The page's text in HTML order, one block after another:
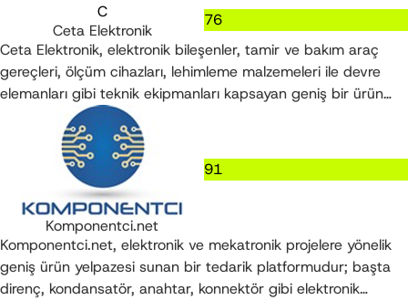
yazıcılar, Raspberry Pi aksesuarları ve çeşitli robot kitleri yer
alır. Bu ürünler, özellikle öğrenciler, öğretmenler, maker
toplulukları ve hobi elektroniğiyle ilgilenen kullanıcılar için
tasarlanmıştır.
C
Ceta Elektronik
76
Ceta Elektronik, elektronik bileşenler, tamir ve bakım araç
gereçleri, ölçüm cihazları, lehimleme malzemeleri ile devre
elemanları gibi teknik ekipmanları kapsayan geniş bir ürün
portföyüyle faaliyet gösteren bir elektronik markettir.
Komponentci.net
91
Komponentci.net, elektronik ve mekatronik projelere yönelik
geniş ürün yelpazesi sunan bir tedarik platformudur; başta
direnç, kondansatör, anahtar, konnektör gibi elektronik